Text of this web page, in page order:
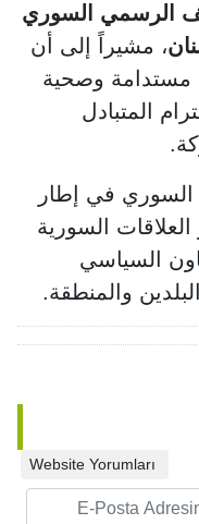
الرسمي السوري
، مشيراً إلى أن
مستدامة وصحية
المتبادل
السوري في إطار
العلاقات السورية
السياسي
والمنطقة.